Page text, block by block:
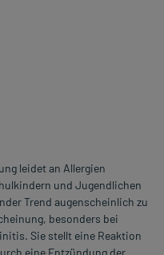
leidet an Allergien
und Jugendlichen
Trend augenscheinlich zu
besonders bei
Sie stellt eine Reaktion
eine Entzündung der